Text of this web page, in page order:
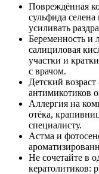
Повреждённая
сульфида
усиливать
Беременность и
салициловая
участки и
с врачом.
Детский
антимикотиков
Аллергия на
отёка,
специалисту.
Астма и
Не сочетайте в
кератолитиков: